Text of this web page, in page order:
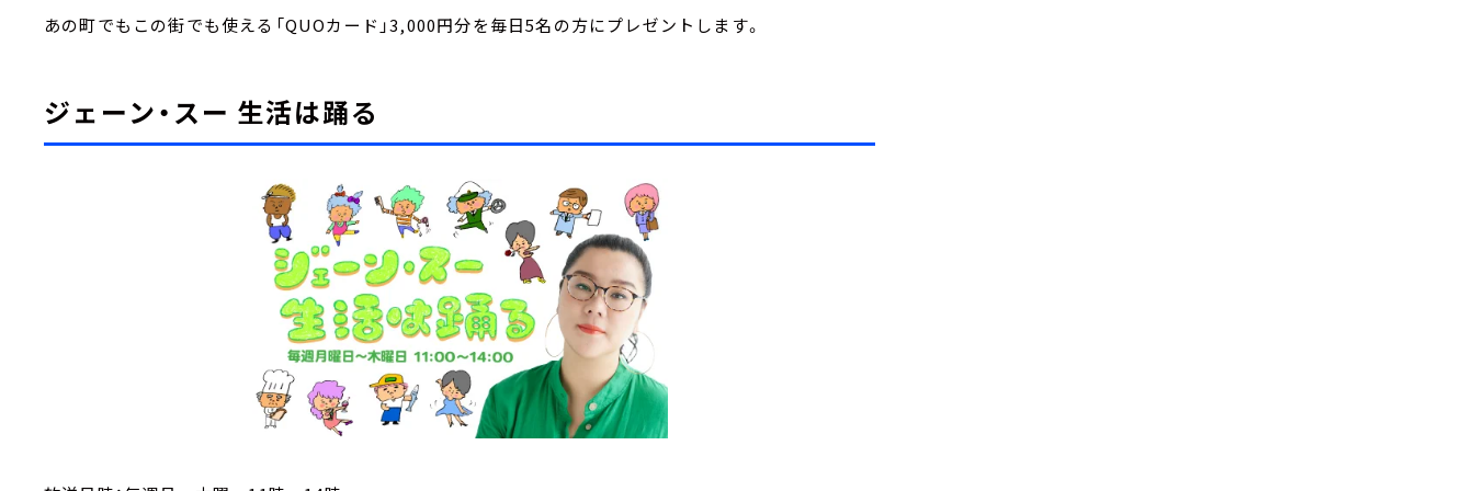
あの町でもこの街でも使える「QUOカード」3,000円分を毎日5名の方にプレゼントします。
ジェーン・スー 生活は踊る